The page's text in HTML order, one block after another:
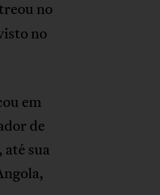
no
no
em
de
sua